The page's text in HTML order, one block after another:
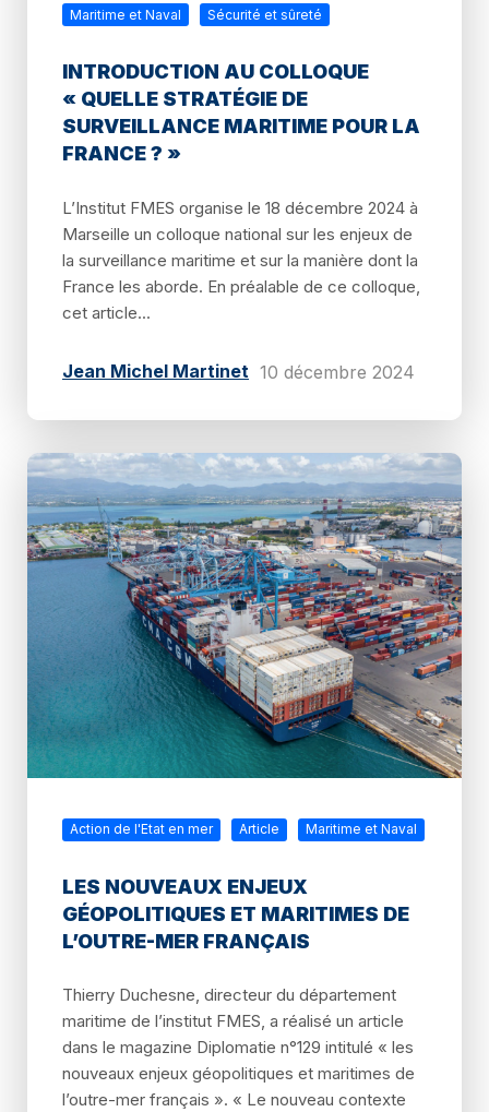
Maritime et Naval Sécurité et sûreté
INTRODUCTION AU COLLOQUE
« QUELLE STRATÉGIE DE
SURVEILLANCE MARITIME POUR LA
FRANCE ? »
L’Institut FMES organise le 18 décembre 2024 à
Marseille un colloque national sur les enjeux de
la surveillance maritime et sur la manière dont la
France les aborde. En préalable de ce colloque,
cet article...
Jean Michel Martinet 10 décembre 2024
Action de l'Etat en mer Article Maritime et Naval
LES NOUVEAUX ENJEUX
GÉOPOLITIQUES ET MARITIMES DE
L’OUTRE-MER FRANÇAIS
Thierry Duchesne, directeur du département
maritime de l’institut FMES, a réalisé un article
dans le magazine Diplomatie n°129 intitulé « les
nouveaux enjeux géopolitiques et maritimes de
l’outre-mer français ». « Le nouveau contexte